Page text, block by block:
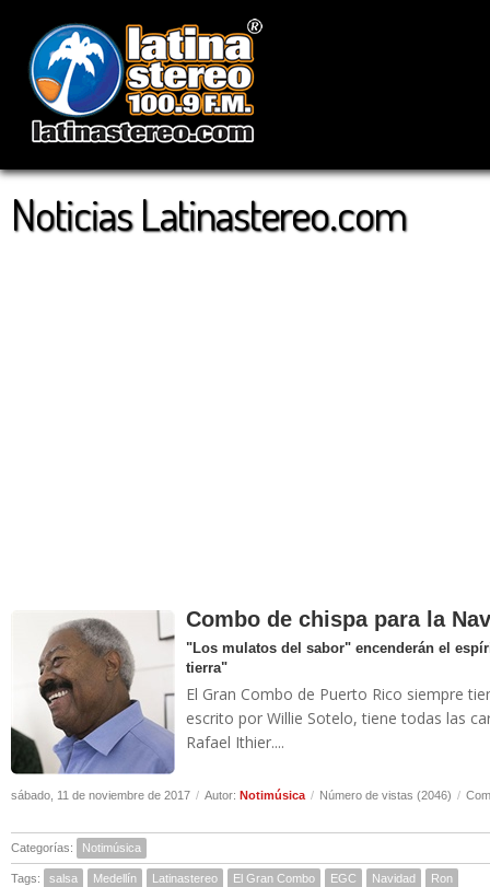
Noticias Latinastereo.com
Combo de chispa para la
"Los mulatos del sabor" encenderán el
tierra"
El Gran Combo de Puerto Rico siempre
escrito por Willie Sotelo, tiene todas las
Rafael Ithier....
sábado, 11 de noviembre de 2017 / Autor: Notimúsica / Número de vistas (2046) /
Categorías: Notimúsica
Tags: salsa Medellín Latinastereo El Gran Combo EGC Navidad Ron